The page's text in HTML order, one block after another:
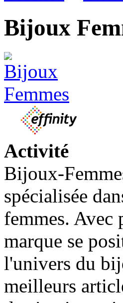
Bijoux
Activité
Bijoux-
spécialisée
femmes. Avec
marque se
l'univers du
meilleurs